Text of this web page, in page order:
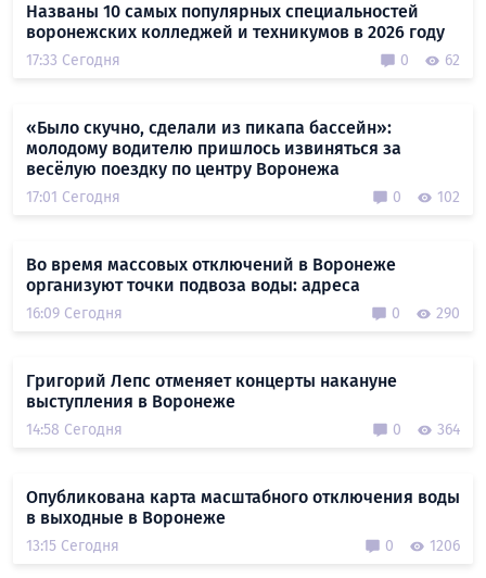
Названы 10 самых популярных специальностей
воронежских колледжей и техникумов в 2026 году
17:33 Сегодня 0 62
«Было скучно, сделали из пикапа бассейн»:
молодому водителю пришлось извиняться за
весёлую поездку по центру Воронежа
17:01 Сегодня 0 102
Во время массовых отключений в Воронеже
организуют точки подвоза воды: адреса
16:09 Сегодня 0 290
Григорий Лепс отменяет концерты накануне
выступления в Воронеже
14:58 Сегодня 0 364
Опубликована карта масштабного отключения воды
в выходные в Воронеже
13:15 Сегодня 0 1206